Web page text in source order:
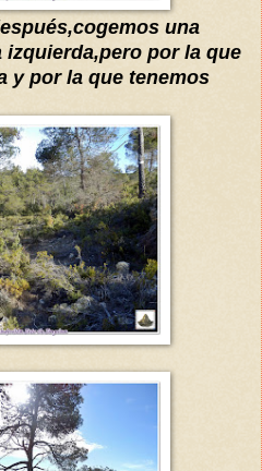
una
izquierda,pero por la que
y por la que tenemos